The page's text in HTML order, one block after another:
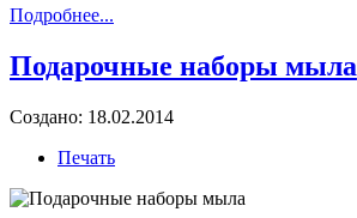
Подробнее...
Подарочные наборы мыла
Создано: 18.02.2014
Печать